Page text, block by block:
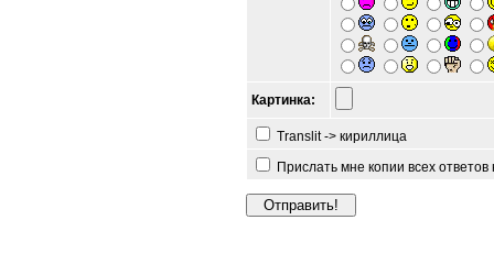
Картинка:
Translit -> кириллица
Прислать мне копии всех